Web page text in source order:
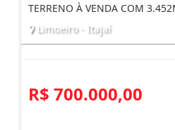
TERRENO À VENDA COM
Limoeiro - Itajaí
R$ 700.000,00